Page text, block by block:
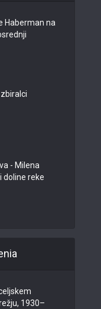
Haberman na
- Milena
doline reke
1930–